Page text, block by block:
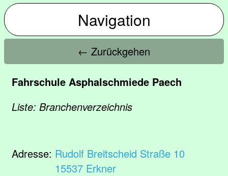
Navigation
← Zurückgehen
Fahrschule Asphalschmiede Paech
Liste: Branchenverzeichnis
Adresse: Rudolf Breitscheid Straße 10
15537 Erkner